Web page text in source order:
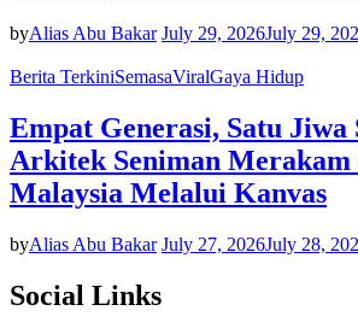
byAlias Abu Bakar July 29, 2026July 29,
Berita TerkiniSemasaViralGaya Hidup
Empat Generasi, Satu Jiwa
Arkitek Seniman Merakam
Malaysia Melalui Kanvas
byAlias Abu Bakar July 27, 2026July 28,
Social Links